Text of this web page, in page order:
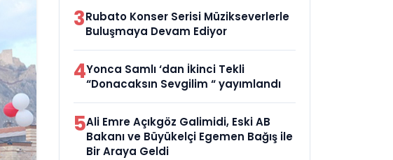
3Rubato Konser Serisi Müzikseverlerle
Buluşmaya Devam Ediyor
4Yonca Samlı ‘dan İkinci Tekli
“Donacaksın Sevgilim “ yayımlandı
5Ali Emre Açıkgöz Galimidi, Eski AB
Bakanı ve Büyükelçi Egemen Bağış ile
Bir Araya Geldi